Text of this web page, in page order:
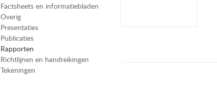
Factsheets en informatiebladen
Overig
Presentaties
Publicaties
Rapporten
Richtlijnen en handreikingen
Tekeningen